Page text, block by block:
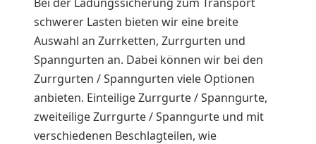
schwerer Lasten bieten wir eine breite
Auswahl an Zurrketten, Zurrgurten und
Spanngurten an. Dabei können wir bei den
Zurrgurten / Spanngurten viele Optionen
anbieten. Einteilige Zurrgurte / Spanngurte,
zweiteilige Zurrgurte / Spanngurte und mit
verschiedenen Beschlagteilen, wie